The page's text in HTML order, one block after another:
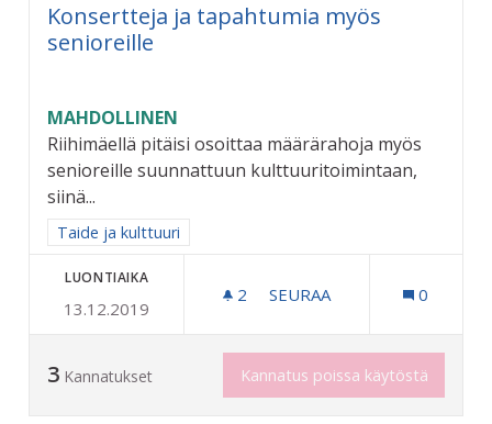
Konsertteja ja tapahtumia myös
senioreille
MAHDOLLINEN
Riihimäellä pitäisi osoittaa määrärahoja myös
senioreille suunnattuun kulttuuritoimintaan,
siinä...
Rajaa tulokset aihepiirin mukaan: Taide ja kulttuuri
Taide ja kulttuuri
LUONTIAIKA
13.12.2019
2 2 SEURAAJAA
SEURAA 0
3 Kannatukset Kannatus poissa käytöstä